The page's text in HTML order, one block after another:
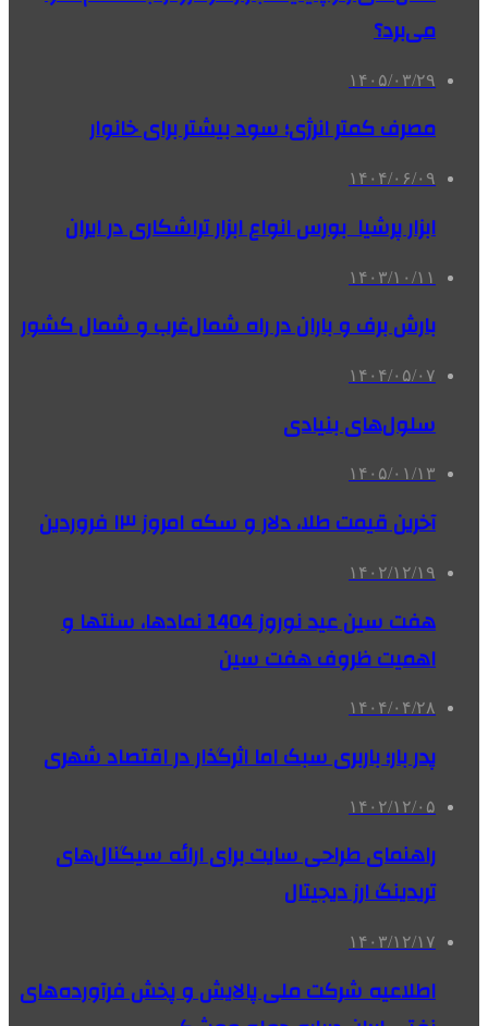
می‌برد؟
۱۴۰۵/۰۳/۲۹
مصرف کمتر انرژی؛ سود بیشتر برای خانوار
۱۴۰۴/۰۶/۰۹
ابزار پرشیا بورس انواع ابزار تراشکاری در ایران
۱۴۰۳/۱۰/۱۱
بارش برف و باران در راه شمال‌غرب و شمال کشور
۱۴۰۴/۰۵/۰۷
سلول‌های بنیادی
۱۴۰۵/۰۱/۱۳
آخرین قیمت طلا، دلار و سکه امروز ۱۳ فروردین
۱۴۰۲/۱۲/۱۹
هفت سین عید نوروز 1404 نمادها، سنتها و
اهمیت ظروف هفت سین
۱۴۰۴/۰۴/۲۸
پدر بار؛ باربری سبک اما اثرگذار در اقتصاد شهری
۱۴۰۲/۱۲/۰۵
راهنمای طراحی سایت برای ارائه سیگنال‌های
تریدینگ ارز دیجیتال
۱۴۰۳/۱۲/۱۷
اطلاعیه شرکت ملی پالایش و پخش فرآورده‌های